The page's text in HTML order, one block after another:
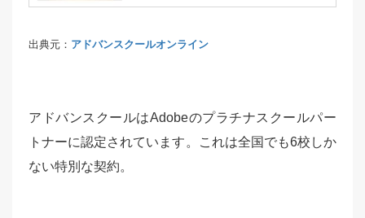
出典元： アドバンスクールオンライン
アドバンスクールはAdobeのプラチナスクールパー
トナーに認定されています。これは全国でも6校しか
ない特別な契約。